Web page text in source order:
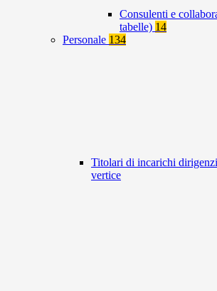
Consulenti e
tabelle) 14
Personale 134
Titolari di incarichi
vertice